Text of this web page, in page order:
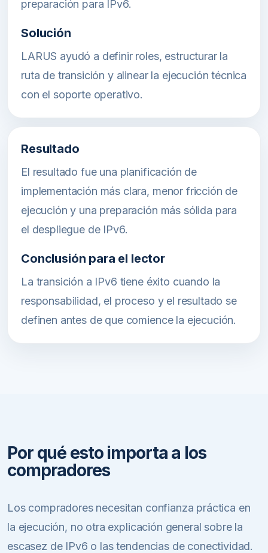
preparación para IPv6.
Solución
LARUS ayudó a definir roles, estructurar la
ruta de transición y alinear la ejecución técnica
con el soporte operativo.
Resultado
El resultado fue una planificación de
implementación más clara, menor fricción de
ejecución y una preparación más sólida para
el despliegue de IPv6.
Conclusión para el lector
La transición a IPv6 tiene éxito cuando la
responsabilidad, el proceso y el resultado se
definen antes de que comience la ejecución.
Por qué esto importa a los
compradores
Los compradores necesitan confianza práctica en
la ejecución, no otra explicación general sobre la
escasez de IPv6 o las tendencias de conectividad.